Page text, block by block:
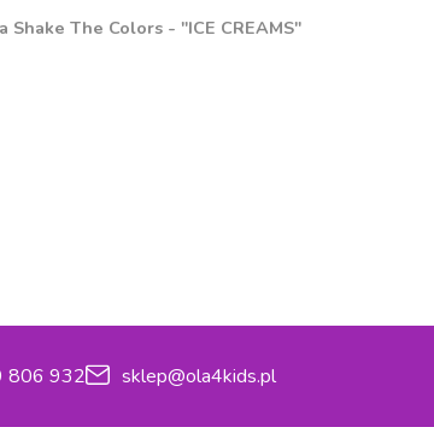
Shake The Colors - "ICE CREAMS"
806 932 sklep@ola4kids.pl